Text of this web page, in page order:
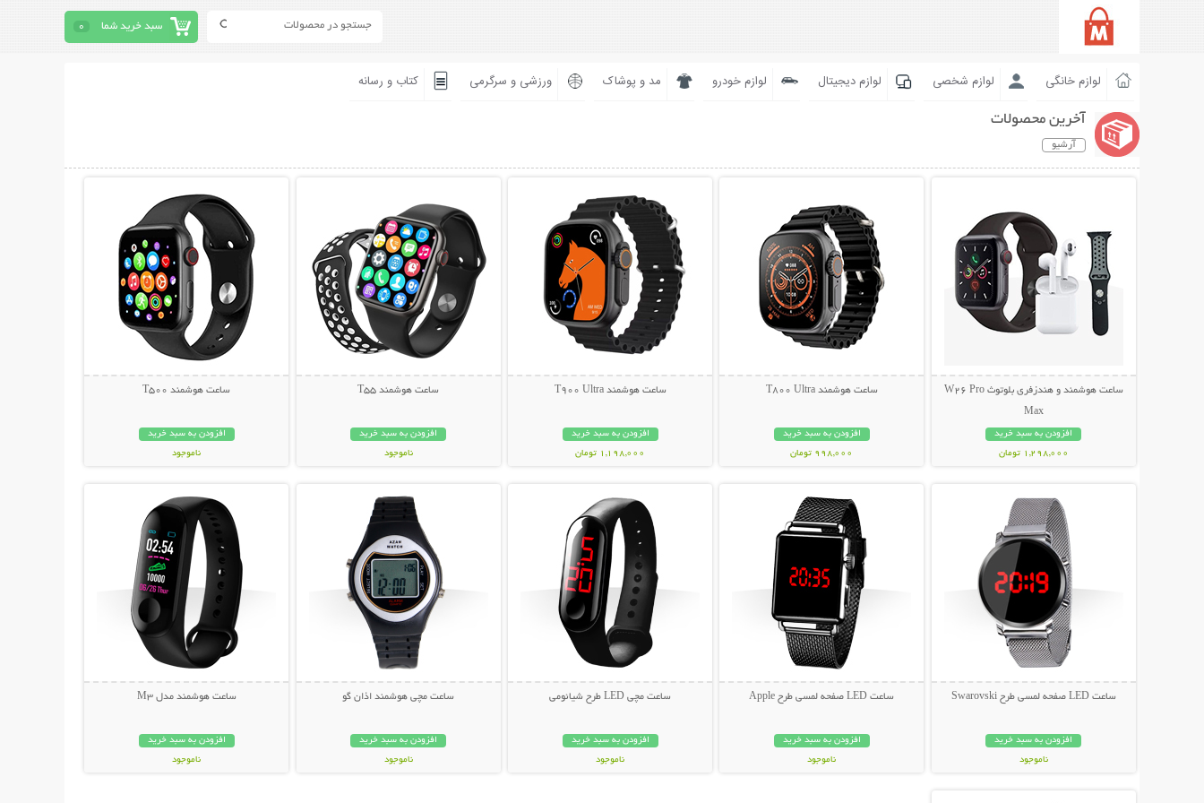
سبد خرید شما 0
لوازم خانگی لوازم شخصی لوازم دیجیتال لوازم خودرو مد و پوشاک ورزشی و سرگرمی کتاب و رسانه
آخرین محصولات
آرشیو
ساعت هوشمند و هندزفری بلوتوث W26 Pro
Max
افزودن به سبد خرید
1,298,000 تومان
ساعت هوشمند T800 Ultra
افزودن به سبد خرید
998,000 تومان
ساعت هوشمند T900 Ultra
افزودن به سبد خرید
1,198,000 تومان
ساعت هوشمند T55
افزودن به سبد خرید
ناموجود
ساعت هوشمند T500
افزودن به سبد خرید
ناموجود
ساعت LED صفحه لمسی طرح Swarovski
افزودن به سبد خرید
ناموجود
ساعت LED صفحه لمسی طرح Apple
افزودن به سبد خرید
ناموجود
ساعت مچی LED طرح شیائومی
افزودن به سبد خرید
ناموجود
ساعت مچی هوشمند اذان گو
افزودن به سبد خرید
ناموجود
ساعت هوشمند مدل M3
افزودن به سبد خرید
ناموجود